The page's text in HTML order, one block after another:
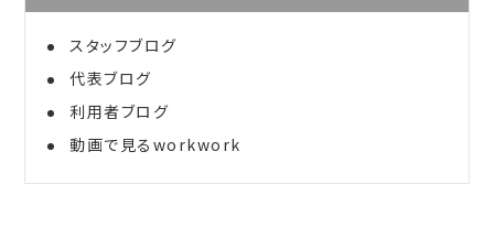
スタッフブログ
代表ブログ
利用者ブログ
動画で見るworkwork